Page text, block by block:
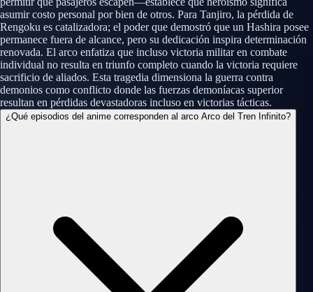
asumir costo personal por bien de otros. Para Tanjiro, la pérdida de
Rengoku es catalizadora; el poder que demostró que un Hashira posee
permanece fuera de alcance, pero su dedicación inspira determinación
renovada. El arco enfatiza que incluso victoria militar en combate
individual no resulta en triunfo completo cuando la victoria requiere
sacrificio de aliados. Esta tragedia dimensiona la guerra contra
demonios como conflicto donde las fuerzas demoníacas superior
resultan en pérdidas devastadoras incluso en victorias tácticas.
¿Qué episodios del anime corresponden al arco Arco del Tren Infinito?